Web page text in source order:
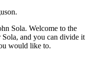
Sola. Welcome to the
and you can divide it
would like to.